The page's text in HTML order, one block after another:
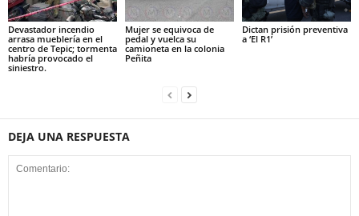
Devastador incendio
arrasa mueblería en el
centro de Tepic; tormenta
habría provocado el
siniestro.
Mujer se equivoca de
pedal y vuelca su
camioneta en la colonia
Peñita
Dictan prisión preventiva
a ‘El R1’
DEJA UNA RESPUESTA